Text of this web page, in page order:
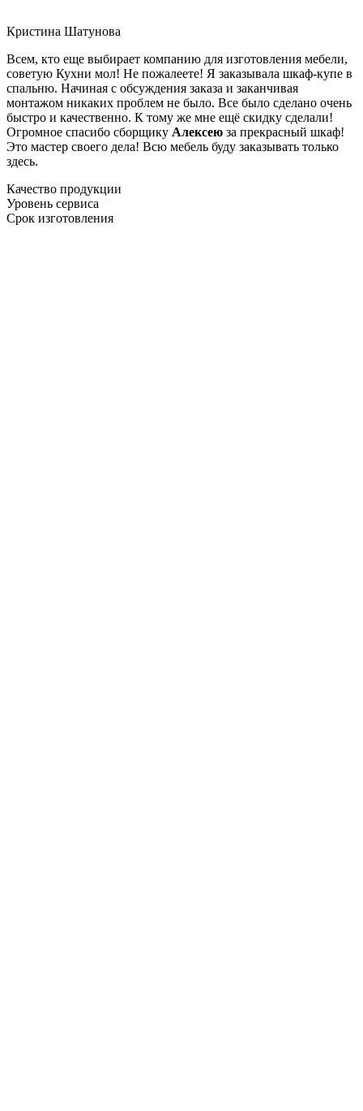
Кристина Шатунова
Всем, кто еще выбирает компанию для изготовления мебели,
советую Кухни мол! Не пожалеете! Я заказывала шкаф-купе в
спальню. Начиная с обсуждения заказа и заканчивая
монтажом никаких проблем не было. Все было сделано очень
быстро и качественно. К тому же мне ещё скидку сделали!
Огромное спасибо сборщику Алексею за прекрасный шкаф!
Это мастер своего дела! Всю мебель буду заказывать только
здесь.
Качество продукции
Уровень сервиса
Срок изготовления